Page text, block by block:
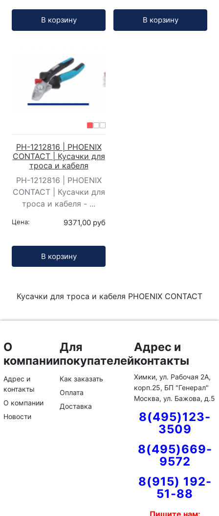
В корзину В корзину
PH-1212816 | PHOENIX
CONTACT | Кусачки для
троса и кабеля
PH-1212816 | PHOENIX
CONTACT | Кусачки для
троса и кабеля - ...
Цена: 9371,00 руб
В корзину
Кусачки для троса и кабеля PHOENIX CONTACT
О
компании
Адрес и
контакты
О компании
Новости
Для
покупателей
Как заказать
Оплата
Доставка
Адрес и
контакты
Химки, ул. Рабочая 2А,
корп.25, БП "Генерал"
Москва, ул. Бажова, д.5
8(495)123-
3509
8(495)669-
9572
8(915) 192-
51-88